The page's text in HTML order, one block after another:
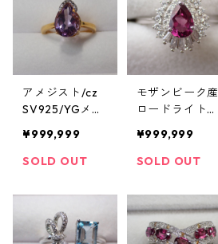
アメジスト/cz
SV925/YGメッ
3.5号/
¥999,999
SOLD OUT
モザンビーク産
ロードライトガ
925/K14WGメ
ッキ リング 2.5
¥999,999
SOLD OUT